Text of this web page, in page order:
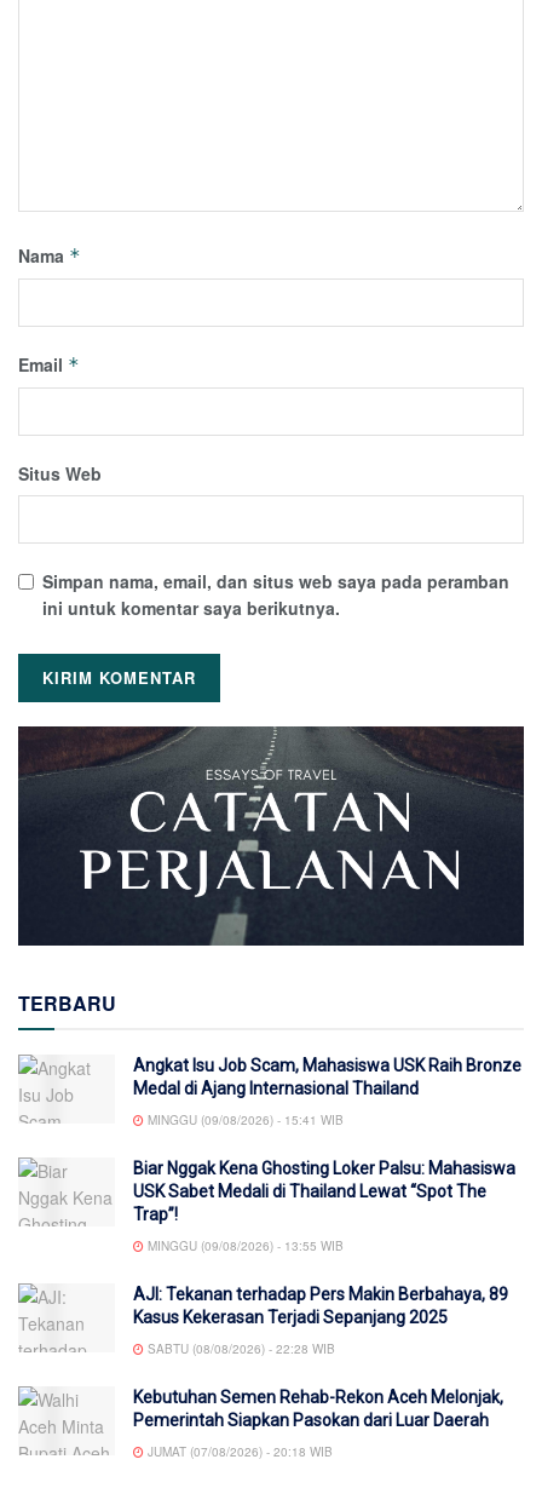
Nama *
Email *
Situs Web
Simpan nama, email, dan situs web saya pada peramban
ini untuk komentar saya berikutnya.
TERBARU
Angkat Isu Job Scam, Mahasiswa USK Raih Bronze
Medal di Ajang Internasional Thailand
MINGGU (09/08/2026) - 15:41 WIB
Biar Nggak Kena Ghosting Loker Palsu: Mahasiswa
USK Sabet Medali di Thailand Lewat “Spot The
Trap”!
MINGGU (09/08/2026) - 13:55 WIB
AJI: Tekanan terhadap Pers Makin Berbahaya, 89
Kasus Kekerasan Terjadi Sepanjang 2025
SABTU (08/08/2026) - 22:28 WIB
Kebutuhan Semen Rehab-Rekon Aceh Melonjak,
Pemerintah Siapkan Pasokan dari Luar Daerah
JUMAT (07/08/2026) - 20:18 WIB